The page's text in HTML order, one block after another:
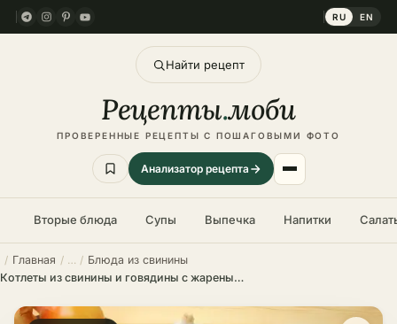
RU EN
Найти рецепт
Рецепты.моби
ПРОВЕРЕННЫЕ РЕЦЕПТЫ С ПОШАГОВЫМИ ФОТО
Анализатор рецепта
Вторые блюда Супы Выпечка Напитки
Главная
Блюда из свинины
Котлеты из свинины и говядины с жареным луком